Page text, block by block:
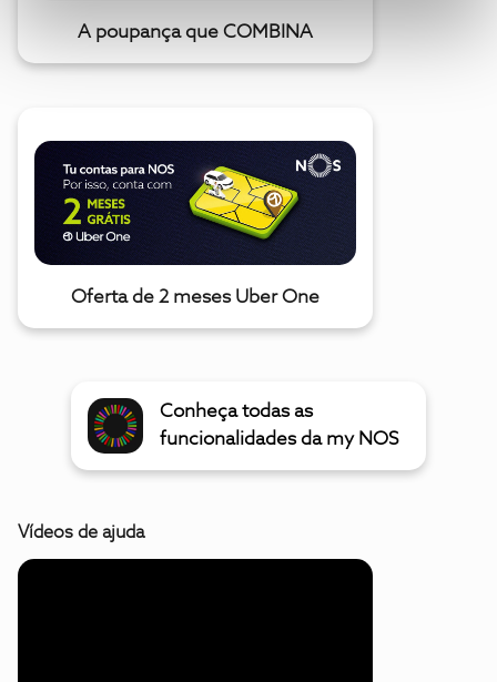
A poupança que COMBINA
Oferta de 2 meses Uber One
Conheça todas as
funcionalidades da my NOS
Vídeos de ajuda